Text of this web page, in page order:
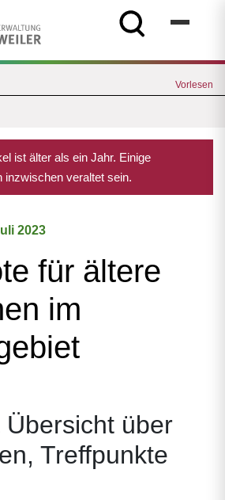
Vorlesen
ist älter als ein Jahr. Einige
inzwischen veraltet sein.
2023
für ältere
im
Übersicht über
Treffpunkte